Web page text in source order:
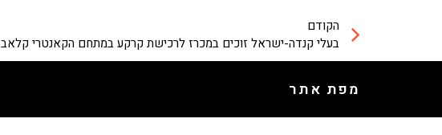
הקודם
בעלי קנדה-ישראל זוכים במכרז לרכישת קרקע במתחם הקאנטרי קלאב
מפת אתר